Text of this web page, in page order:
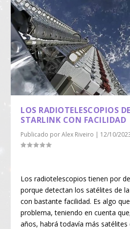
LOS RADIOTELESCOPIOS
STARLINK CON FACILIDAD
Publicado porAlex Riveiro | 12/10/
Los radiotelescopios tienen por
porque detectan los satélites de
con bastante facilidad. Es algo
problema, teniendo en cuenta
años, habrá todavía más satélites